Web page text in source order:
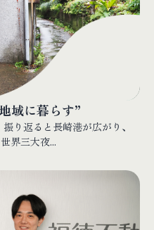
域に暮らす”
返ると長崎港が広がり、
界三大夜...